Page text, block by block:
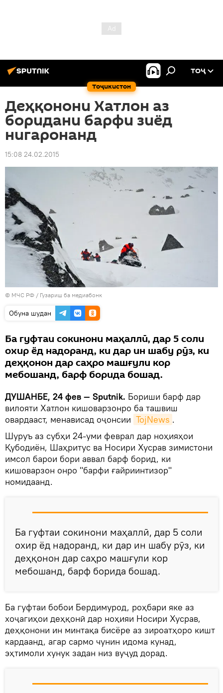
Тоҷикистон
ТОҶ
Деҳқонони Хатлон аз
боридани барфи зиёд
нигаронанд
15:08 24.02.2015
© МЧС РФ / Гузариш ба медиабонк
Обуна шудан
Ба гуфтаи сокинони маҳаллӣ, дар 5 соли
охир ёд надоранд, ки дар ин шабу рӯз, ки
деҳқонон дар саҳро машғули кор
мебошанд, барф борида бошад.
ДУШАНБЕ, 24 фев — Sputnik. Бориши барф дар
вилояти Хатлон кишоварзонро ба ташвиш
овардааст, менависад оҷонсии TojNews .
Шуруъ аз субҳи 24-уми феврал дар ноҳияҳои
Қубодиён, Шаҳритус ва Носири Хусрав зимистони
имсол барои бори аввал барф борид, ки
кишоварзон онро "барфи ғайриинтизор"
номидаанд.
Ба гуфтаи сокинони маҳаллӣ, дар 5 соли
охир ёд надоранд, ки дар ин шабу рӯз, ки
деҳқонон дар саҳро машғули кор
мебошанд, барф борида бошад.
Ба гуфтаи бобои Бердимурод, роҳбари яке аз
хоҷагиҳои деҳқонӣ дар ноҳияи Носири Хусрав,
деҳқонони ин минтақа бисёре аз зироатҳоро кишт
кардаанд, агар сармо чунин идома кунад,
эҳтимоли хунук задан низ вуҷуд дорад.